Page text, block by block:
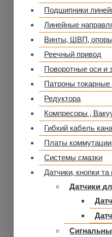
Подшипники
Линейные
Винты, ШВП,
Реечный привод
Поворотные оси и
Патроны токарные
Редуктора
Компресоры ,
Гибкий кабель
Платы
Системы смазки
Датчики, кнопки та
Датчики